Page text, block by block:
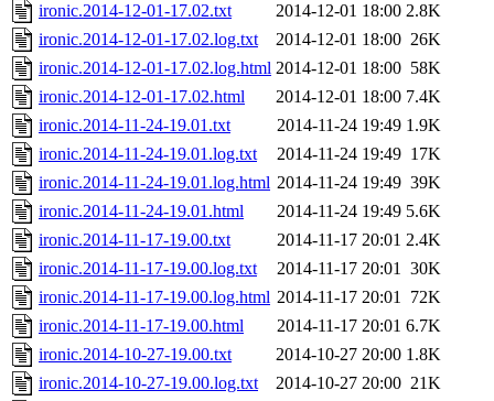
ironic.2014-12-01-17.02.txt
2014-12-01 18:00 2.8K
ironic.2014-12-01-17.02.log.txt
2014-12-01 18:00 26K
ironic.2014-12-01-17.02.log.html 2014-12-01 18:00 58K
ironic.2014-12-01-17.02.html
2014-12-01 18:00 7.4K
ironic.2014-11-24-19.01.txt
2014-11-24 19:49 1.9K
ironic.2014-11-24-19.01.log.txt
2014-11-24 19:49 17K
ironic.2014-11-24-19.01.log.html 2014-11-24 19:49 39K
ironic.2014-11-24-19.01.html
2014-11-24 19:49 5.6K
ironic.2014-11-17-19.00.txt
2014-11-17 20:01 2.4K
ironic.2014-11-17-19.00.log.txt
2014-11-17 20:01 30K
ironic.2014-11-17-19.00.log.html 2014-11-17 20:01 72K
ironic.2014-11-17-19.00.html
2014-11-17 20:01 6.7K
ironic.2014-10-27-19.00.txt
2014-10-27 20:00 1.8K
ironic.2014-10-27-19.00.log.txt
2014-10-27 20:00 21K